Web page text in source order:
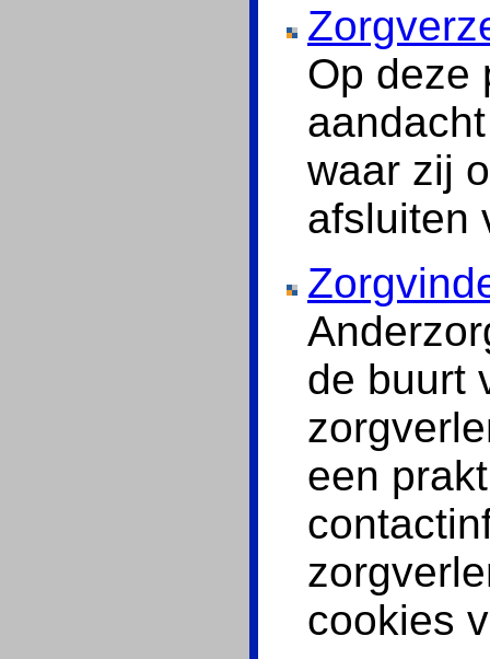
Op deze
waar zij
afsluiten
de buurt
een
cookies